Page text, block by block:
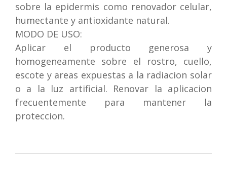
sobre la epidermis como renovador celular,
humectante y antioxidante natural.
MODO DE USO:
Aplicar el producto generosa y
homogeneamente sobre el rostro, cuello,
escote y areas expuestas a la radiacion solar
o a la luz artificial. Renovar la aplicacion
frecuentemente para mantener la
proteccion.